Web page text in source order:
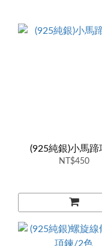
(925純銀)小馬蹄
NT$450